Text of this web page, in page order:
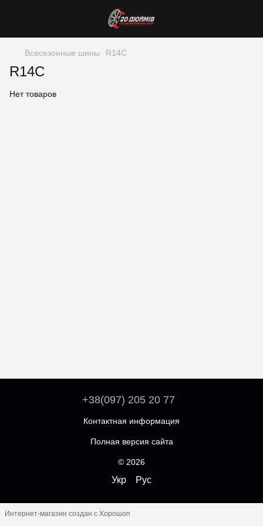
Всесезонные шины R14C
R14C
Нет товаров
+38(097) 205 20 77
Контактная информация
Полная версия сайта
© 2026
Укр Рус
Интернет-магазин создан с Хорошоп